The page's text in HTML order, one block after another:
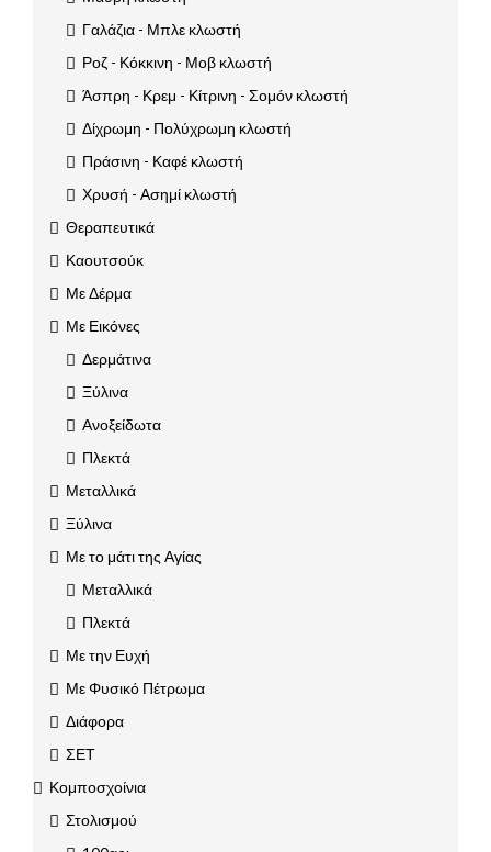
Γαλάζια - Μπλε κλωστή
Ροζ - Κόκκινη - Μοβ κλωστή
Άσπρη - Κρεμ - Κίτρινη - Σομόν κλωστή
Δίχρωμη - Πολύχρωμη κλωστή
Πράσινη - Καφέ κλωστή
Χρυσή - Ασημί κλωστή
Θεραπευτικά
Καουτσούκ
Με Δέρμα
Με Εικόνες
Δερμάτινα
Ξύλινα
Ανοξείδωτα
Πλεκτά
Μεταλλικά
Ξύλινα
Με το μάτι της Αγίας
Μεταλλικά
Πλεκτά
Με την Ευχή
Με Φυσικό Πέτρωμα
Διάφορα
ΣΕΤ
Κομποσχοίνια
Στολισμού